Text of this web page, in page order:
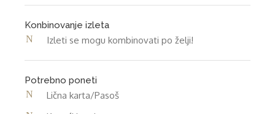
Konbinovanje izleta
Izleti se mogu kombinovati po želji!
Potrebno poneti
Lična karta/Pasoš